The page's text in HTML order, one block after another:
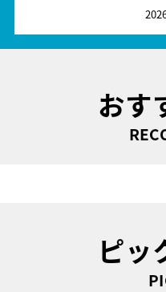
おす
ピッ